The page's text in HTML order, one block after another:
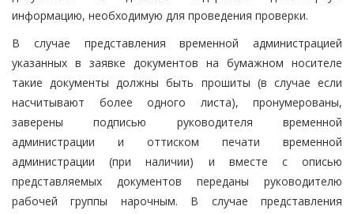
информацию, необходимую для проведения проверки.
В случае представления временной администрацией
указанных в заявке документов на бумажном носителе
такие документы должны быть прошиты (в случае если
насчитывают более одного листа), пронумерованы,
заверены подписью руководителя временной
администрации и оттиском печати временной
администрации (при наличии) и вместе с описью
представляемых документов переданы руководителю
рабочей группы нарочным. В случае представления